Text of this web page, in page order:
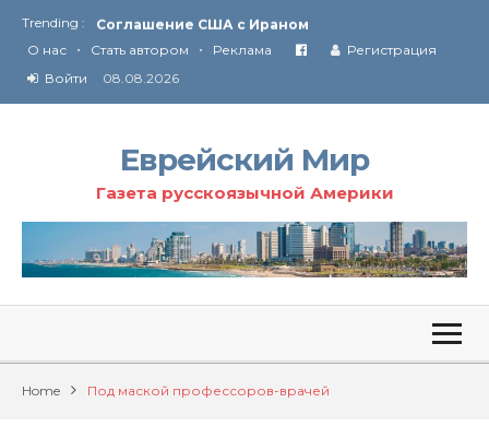
Trending :
Соглашение США с Ираном
Технология Революции в Иране
О нас • Стать автором • Реклама
Регистрация
Войти
08.08.2026
Еврейский Мир
Газета русскоязычной Америки
Home Под маской профессоров-врачей